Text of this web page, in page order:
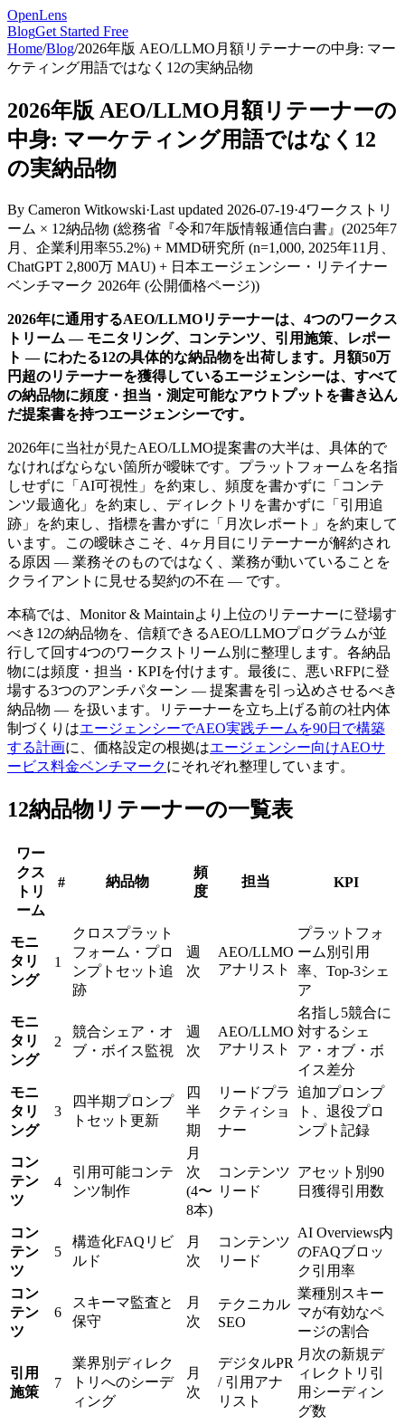
OpenLens
BlogGet Started Free
Home/Blog/2026年版 AEO/LLMO月額リテーナーの中身: マー
ケティング用語ではなく12の実納品物
2026年版 AEO/LLMO月額リテーナーの
中身: マーケティング用語ではなく12
の実納品物
By Cameron Witkowski·Last updated 2026-07-19·4ワークストリ
ーム × 12納品物 (総務省『令和7年版情報通信白書』(2025年7
月、企業利用率55.2%) + MMD研究所 (n=1,000, 2025年11月、
ChatGPT 2,800万 MAU) + 日本エージェンシー・リテイナー
ベンチマーク 2026年 (公開価格ページ))
2026年に通用するAEO/LLMOリテーナーは、4つのワークス
トリーム — モニタリング、コンテンツ、引用施策、レポー
ト — にわたる12の具体的な納品物を出荷します。月額50万
円超のリテーナーを獲得しているエージェンシーは、すべて
の納品物に頻度・担当・測定可能なアウトプットを書き込ん
だ提案書を持つエージェンシーです。
2026年に当社が見たAEO/LLMO提案書の大半は、具体的で
なければならない箇所が曖昧です。プラットフォームを名指
しせずに「AI可視性」を約束し、頻度を書かずに「コンテ
ンツ最適化」を約束し、ディレクトリを書かずに「引用追
跡」を約束し、指標を書かずに「月次レポート」を約束して
います。この曖昧さこそ、4ヶ月目にリテーナーが解約され
る原因 — 業務そのものではなく、業務が動いていることを
クライアントに見せる契約の不在 — です。
本稿では、Monitor & Maintainより上位のリテーナーに登場す
べき12の納品物を、信頼できるAEO/LLMOプログラムが並
行して回す4つのワークストリーム別に整理します。各納品
物には頻度・担当・KPIを付けます。最後に、悪いRFPに登
場する3つのアンチパターン — 提案書を引っ込めさせるべき
納品物 — を扱います。リテーナーを立ち上げる前の社内体
制づくりはエージェンシーでAEO実践チームを90日で構築
する計画に、価格設定の根拠はエージェンシー向けAEOサ
ービス料金ベンチマークにそれぞれ整理しています。
12納品物リテーナーの一覧表
ワー
クス
トリ
ーム
# 納品物
頻
度
担当 KPI
モニ
タリ
ング
1
クロスプラット
フォーム・プロ
ンプトセット追
跡
週
次
AEO/LLMO
アナリスト
プラットフォ
ーム別引用
率、Top-3シェ
ア
モニ
タリ
ング
2
競合シェア・オ
ブ・ボイス監視
週
次
AEO/LLMO
アナリスト
名指し5競合に
対するシェ
ア・オブ・ボ
イス差分
モニ
タリ
ング
3
四半期プロンプ
トセット更新
四
半
期
リードプラ
クティショ
ナー
追加プロンプ
ト、退役プロ
ンプト記録
コン
テン
ツ
4
引用可能コンテ
ンツ制作
月
次
(4〜
8本)
コンテンツ
リード
アセット別90
日獲得引用数
コン
テン
ツ
5
構造化FAQリビ
ルド
月
次
コンテンツ
リード
AI Overviews内
のFAQブロッ
ク引用率
コン
テン
ツ
6
スキーマ監査と
保守
月
次
テクニカル
SEO
業種別スキー
マが有効なペ
ージの割合
引用
施策
7
業界別ディレク
トリへのシーデ
ィング
月
次
デジタルPR
/ 引用アナ
リスト
月次の新規デ
ィレクトリ引
用シーディン
グ数